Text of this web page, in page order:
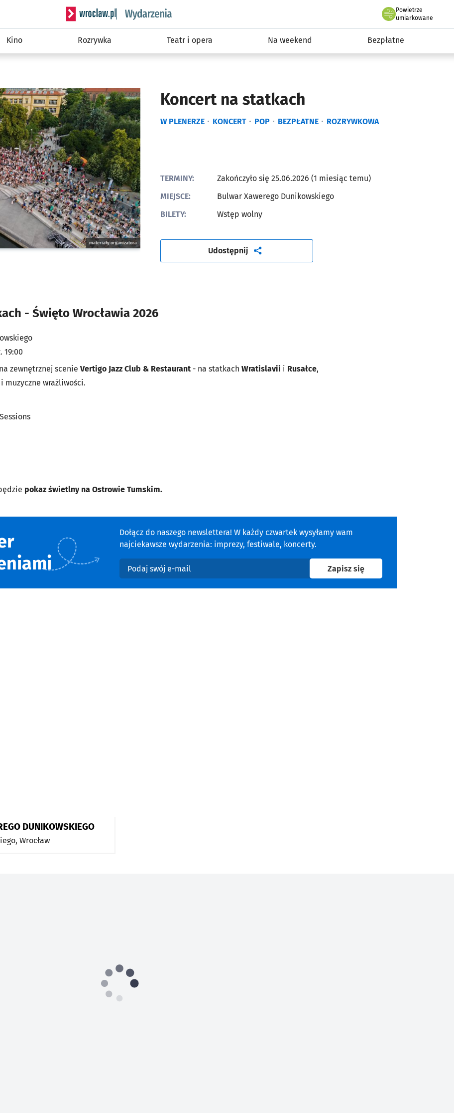
Serwis informacyjny wroclaw.pl podserwis: Wydarzenia
Powietrze
we Wrocławiu
umiarkowane
Kino Rozrywka Teatr i opera Na weekend Bezpłatne
Koncert na statkach
W PLENERZE KONCERT POP BEZPŁATNE ROZRYWKOWA
materiały organizatora
TERMINY:
Zakończyło się 25.06.2026 (1 miesiąc temu)
MIEJSCE:
Bulwar Xawerego Dunikowskiego
BILETY:
Wstęp wolny
Udostępnijartykuł
- Święto Wrocławia 2026
19:00
zewnętrznej scenie Vertigo Jazz Club & Restaurant - na statkach Wratislavii i Rusałce,
muzyczne wrażliwości.
pokaz świetlny na Ostrowie Tumskim.
Dołącz do naszego newslettera! W każdy czwartek wysyłamy wam
najciekawsze wydarzenia: imprezy, festiwale, koncerty.
Podaj swój e-mail
Zapisz sięna newsletter
DUNIKOWSKIEGO
Wrocław